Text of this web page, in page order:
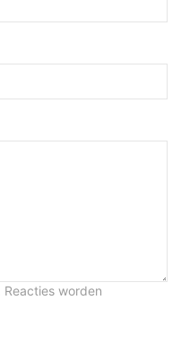
Reacties worden